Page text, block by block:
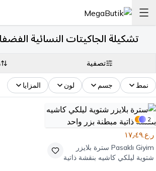
تشكيلة الجاكيتات النسائية
تصفية
نمط جسم لون المزايا
2
ر.ع.١٧٫٤٩
Pasaklı Giyim سترة بلايزر
شتوية ليلكي كاشيه بنقشة ذاتية